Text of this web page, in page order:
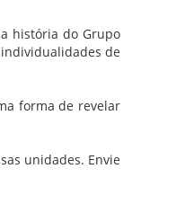
história do Grupo
de
forma de revelar
unidades. Envie